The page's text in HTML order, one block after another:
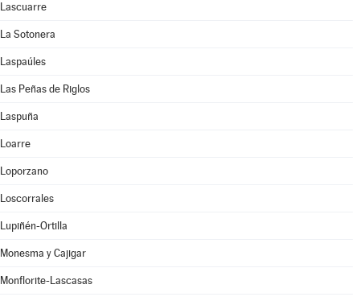
Lascuarre
La Sotonera
Laspaúles
Las Peñas de Riglos
Laspuña
Loarre
Loporzano
Loscorrales
Lupiñén-Ortilla
Monesma y Cajigar
Monflorite-Lascasas